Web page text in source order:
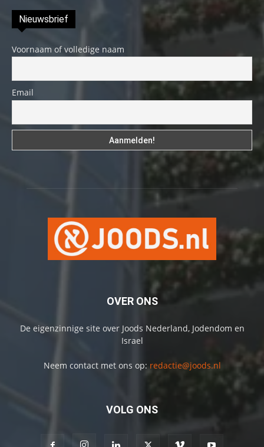
Nieuwsbrief
Voornaam of volledige naam
Email
OVER ONS
De eigenzinnige site over Joods Nederland, Jodendom en
Israel
Neem contact met ons op: redactie@joods.nl
VOLG ONS